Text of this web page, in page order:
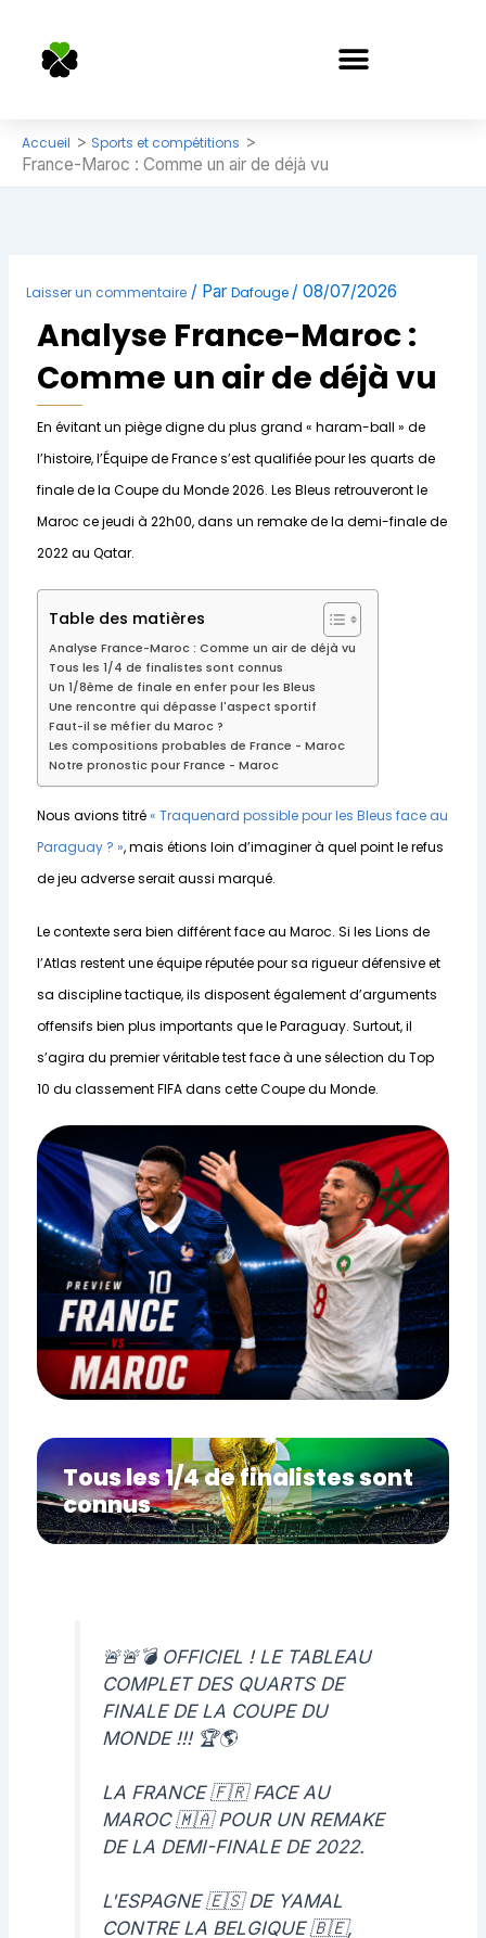
contenu
Accueil Sports et compétitions
France-Maroc : Comme un air de déjà vu
Laisser un commentaire / Par Dafouge / 08/07/2026
Analyse France-Maroc :
Comme un air de déjà vu
En évitant un piège digne du plus grand « haram-ball » de
l’histoire, l’Équipe de France s’est qualifiée pour les quarts de
finale de la Coupe du Monde 2026. Les Bleus retrouveront le
Maroc ce jeudi à 22h00, dans un remake de la demi-finale de
2022 au Qatar.
Table des matières
Analyse France-Maroc : Comme un air de déjà vu
Tous les 1/4 de finalistes sont connus
Un 1/8ème de finale en enfer pour les Bleus
Une rencontre qui dépasse l'aspect sportif
Faut-il se méfier du Maroc ?
Les compositions probables de France - Maroc
Notre pronostic pour France - Maroc
Nous avions titré« Traquenard possible pour les Bleus face au
Paraguay ? », mais étions loin d’imaginer à quel point le refus
de jeu adverse serait aussi marqué.
Le contexte sera bien différent face au Maroc. Si les Lions de
l’Atlas restent une équipe réputée pour sa rigueur défensive et
sa discipline tactique, ils disposent également d’arguments
offensifs bien plus importants que le Paraguay. Surtout, il
s’agira du premier véritable test face à une sélection du Top
10 du classement FIFA dans cette Coupe du Monde.
Tous les 1/4 de finalistes sont
connus
🚨🚨💣 OFFICIEL ! LE TABLEAU
COMPLET DES QUARTS DE
FINALE DE LA COUPE DU
MONDE !!! 🏆🌎
LA FRANCE 🇫🇷 FACE AU
MAROC 🇲🇦 POUR UN REMAKE
DE LA DEMI-FINALE DE 2022.
L'ESPAGNE 🇪🇸 DE YAMAL
CONTRE LA BELGIQUE 🇧🇪,